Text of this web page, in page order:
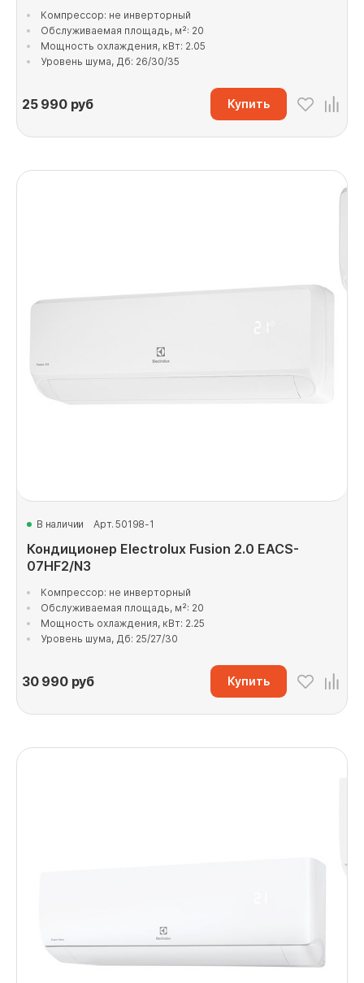
Компрессор: не инверторный
Обслуживаемая площадь, м²: 20
Мощность охлаждения, кВт: 2.05
Уровень шума, Дб: 26/30/35
25 990руб Купить
В наличии Арт. 50198-1
Кондиционер Electrolux Fusion 2.0 EACS-
07HF2/N3
Компрессор: не инверторный
Обслуживаемая площадь, м²: 20
Мощность охлаждения, кВт: 2.25
Уровень шума, Дб: 25/27/30
30 990руб Купить